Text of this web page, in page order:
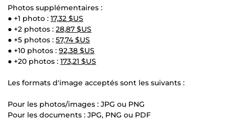
Photos supplémentaires :
● +1 photo : 17,32 $US
● +2 photos : 28,87 $US
● +5 photos : 57,74 $US
● +10 photos : 92,38 $US
● +20 photos : 173,21 $US
Les formats d'image acceptés sont les suivants :
Pour les photos/images : JPG ou PNG
Pour les documents : JPG, PNG ou PDF